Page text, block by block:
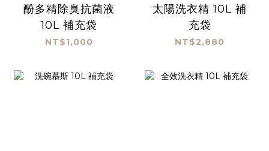
酚多精除臭抗菌液
10L 補充袋
NT$1,000
太陽洗衣精 10L 補
充袋
NT$2,880